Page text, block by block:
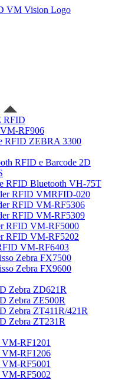
RFID
RF906
RFID ZEBRA 3300
RFID e Barcode 2D
RFID Bluetooth VH-75T
RFID VMRFID-020
RFID VM-RF5306
RFID VM-RF5309
RFID VM-RF5000
RFID VM-RF5202
VM-RF6403
Zebra FX7500
Zebra FX9600
Zebra ZD621R
Zebra ZE500R
Zebra ZT411R/421R
Zebra ZT231R
RF1201
VM-RF1206
RF5001
RF5002